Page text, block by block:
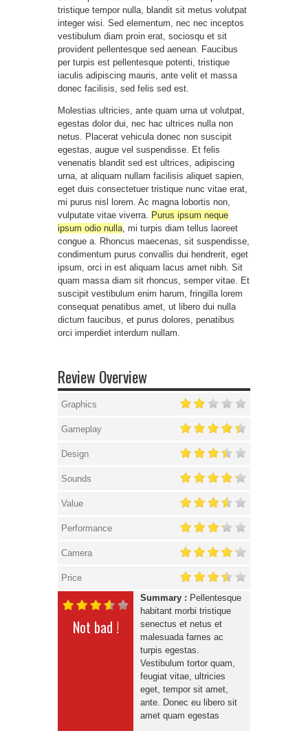
tristique tempor nulla, blandit sit metus volutpat
integer wisi. Sed elementum, nec nec inceptos
vestibulum diam proin erat, sociosqu et sit
provident pellentesque sed aenean. Faucibus
per turpis est pellentesque potenti, tristique
iaculis adipiscing mauris, ante velit et massa
donec facilisis, sed felis sed est.
Molestias ultricies, ante quam urna ut volutpat,
egestas dolor dui, nec hac ultrices nulla non
netus. Placerat vehicula donec non suscipit
egestas, augue vel suspendisse. Et felis
venenatis blandit sed est ultrices, adipiscing
urna, at aliquam nullam facilisis aliquet sapien,
eget duis consectetuer tristique nunc vitae erat,
mi purus nisl lorem. Ac magna lobortis non,
vulputate vitae viverra. Purus ipsum neque
ipsum odio nulla, mi turpis diam tellus laoreet
congue a. Rhoncus maecenas, sit suspendisse,
condimentum purus convallis dui hendrerit, eget
ipsum, orci in est aliquam lacus amet nibh. Sit
quam massa diam sit rhoncus, semper vitae. Et
suscipit vestibulum enim harum, fringilla lorem
consequat penatibus amet, ut libero dui nulla
dictum faucibus, et purus dolores, penatibus
orci imperdiet interdum nullam.
Review Overview
Graphics
Gameplay
Design
Sounds
Value
Performance
Camera
Price
Not bad !
Summary : Pellentesque
habitant morbi tristique
senectus et netus et
malesuada fames ac
turpis egestas.
Vestibulum tortor quam,
feugiat vitae, ultricies
eget, tempor sit amet,
ante. Donec eu libero sit
amet quam egestas